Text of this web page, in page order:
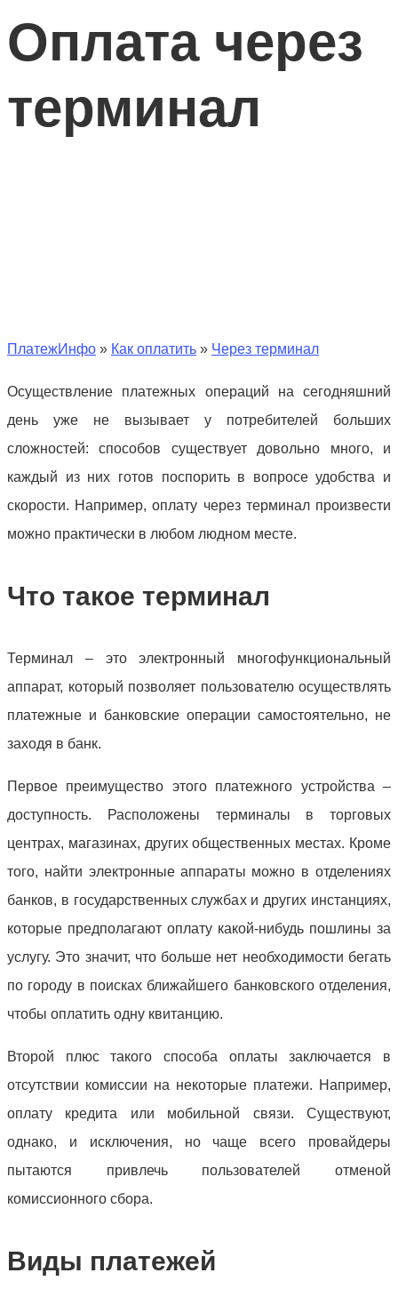
Оплата через
терминал
ПлатежИнфо » Как оплатить » Через терминал
Осуществление платежных операций на сегодняшний
день уже не вызывает у потребителей больших
сложностей: способов существует довольно много, и
каждый из них готов поспорить в вопросе удобства и
скорости. Например, оплату через терминал произвести
можно практически в любом людном месте.
Что такое терминал
Терминал – это электронный многофункциональный
аппарат, который позволяет пользователю осуществлять
платежные и банковские операции самостоятельно, не
заходя в банк.
Первое преимущество этого платежного устройства –
доступность. Расположены терминалы в торговых
центрах, магазинах, других общественных местах. Кроме
того, найти электронные аппараты можно в отделениях
банков, в государственных службах и других инстанциях,
которые предполагают оплату какой-нибудь пошлины за
услугу. Это значит, что больше нет необходимости бегать
по городу в поисках ближайшего банковского отделения,
чтобы оплатить одну квитанцию.
Второй плюс такого способа оплаты заключается в
отсутствии комиссии на некоторые платежи. Например,
оплату кредита или мобильной связи. Существуют,
однако, и исключения, но чаще всего провайдеры
пытаются привлечь пользователей отменой
комиссионного сбора.
Виды платежей